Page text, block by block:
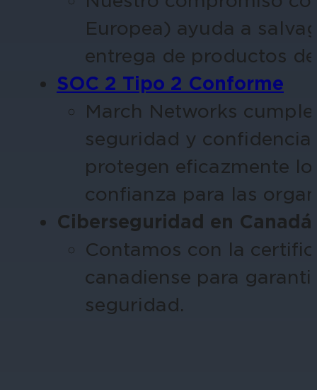
Europea) ayuda a
entrega de productos
SOC 2 Tipo 2 Conforme
March Networks
seguridad y
protegen eficazmente
confianza para las
Ciberseguridad en Canadá
Contamos con la
canadiense para
seguridad.